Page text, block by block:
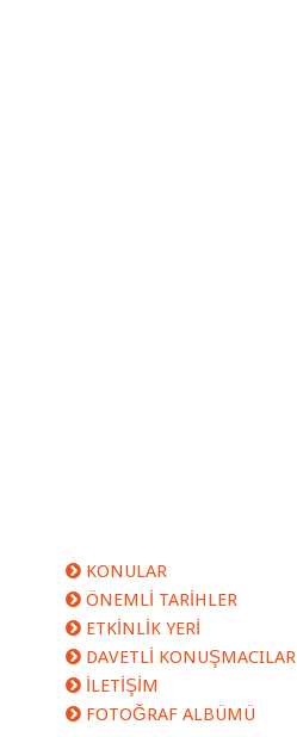
KONULAR
ÖNEMLİ TARİHLER
ETKİNLİK YERİ
DAVETLİ KONUŞMACILAR
İLETİŞİM
FOTOĞRAF ALBÜMÜ